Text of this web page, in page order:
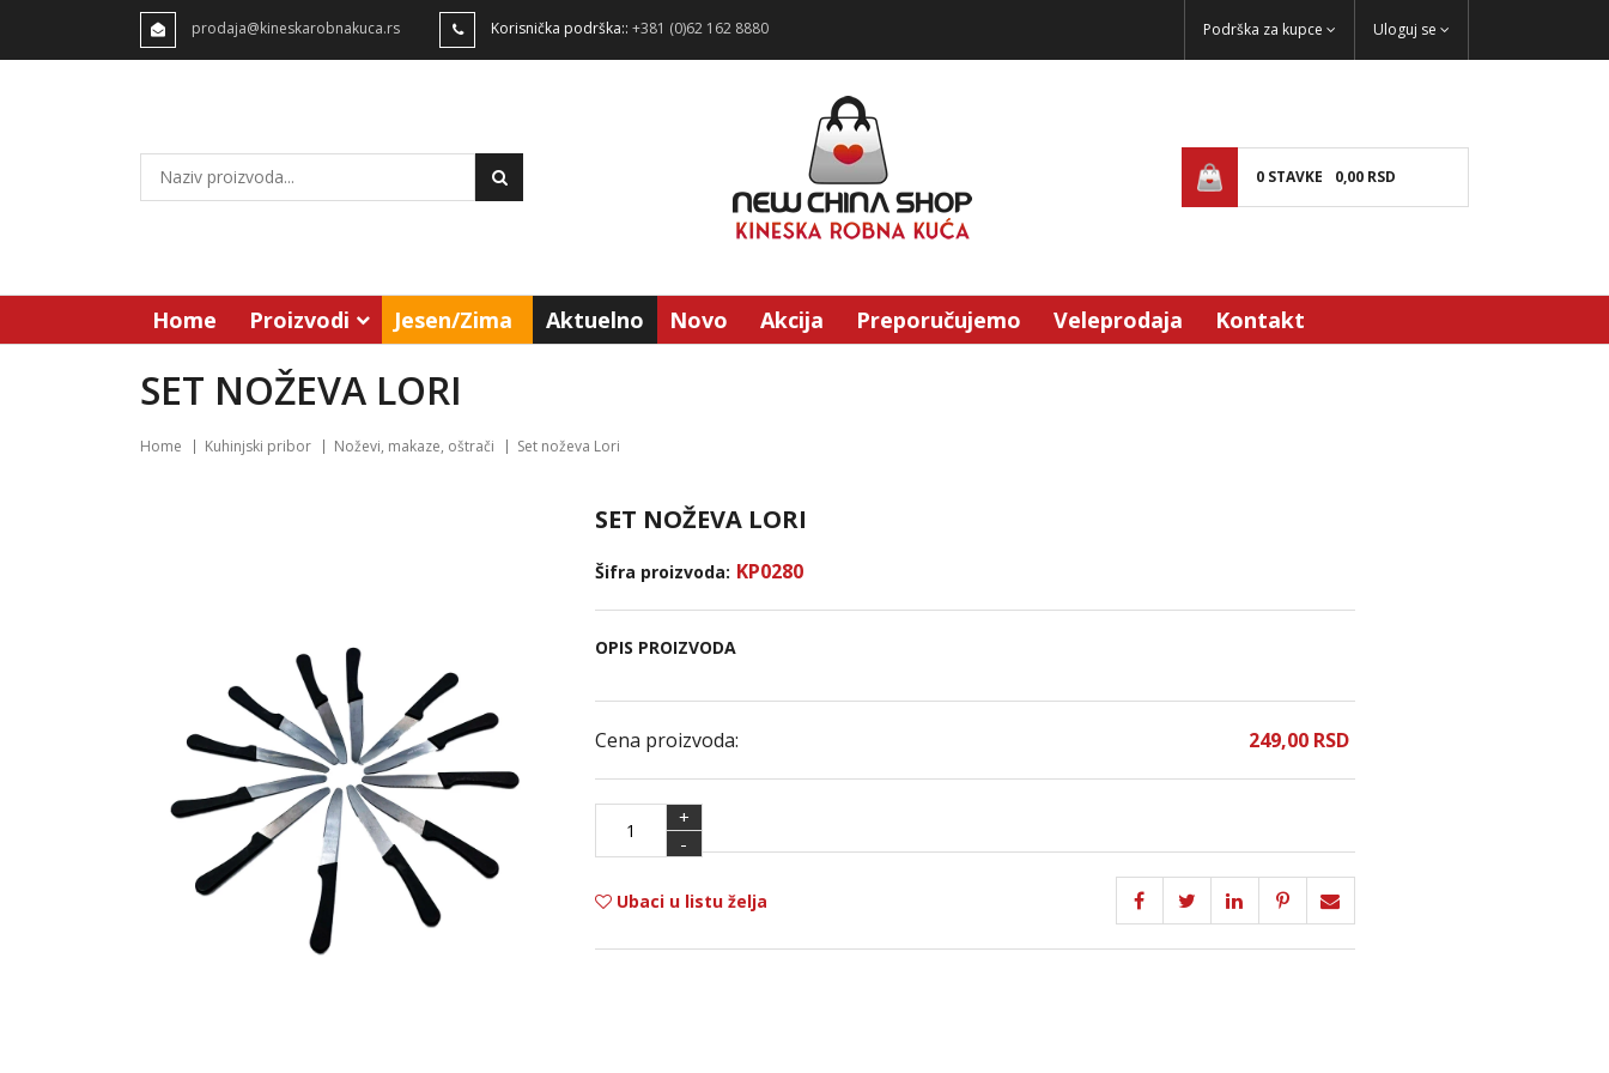
prodaja@kineskarobnakuca.rs Korisnička podrška:: +381 (0)62 162 8880 Podrška za kupce Uloguj se
0 STAVKE 0,00 RSD
Home Proizvodi Jesen/Zima Aktuelno Novo Akcija Preporučujemo Veleprodaja Kontakt
SET NOŽEVA LORI
Home Kuhinjski pribor Noževi, makaze, oštrači Set noževa Lori
SET NOŽEVA LORI
Šifra proizvoda: KP0280
OPIS PROIZVODA
Cena proizvoda: 249,00 RSD
+
-
Ubaci u listu želja